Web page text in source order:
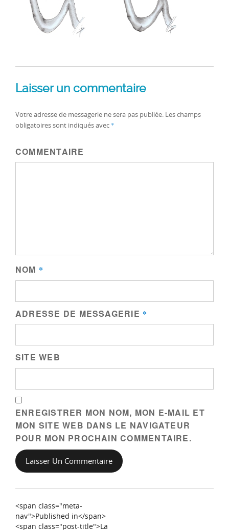
Laisser un commentaire
Votre adresse de messagerie ne sera pas publiée. Les champs
obligatoires sont indiqués avec *
COMMENTAIRE
NOM *
ADRESSE DE MESSAGERIE *
SITE WEB
ENREGISTRER MON NOM, MON E-MAIL ET
MON SITE WEB DANS LE NAVIGATEUR
POUR MON PROCHAIN COMMENTAIRE.
<span class="meta-
nav">Published in</span>
<span class="post-title">La